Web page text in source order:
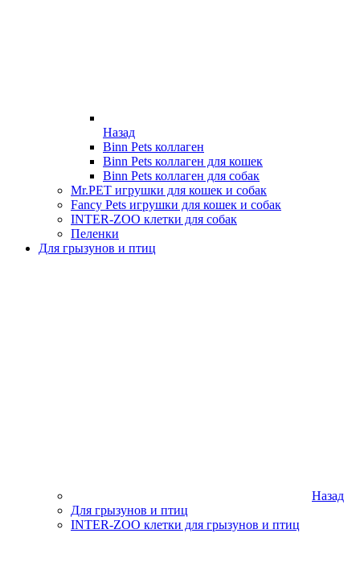
Назад
Binn Pets коллаген
Binn Pets коллаген для кошек
Binn Pets коллаген для собак
Mr.PET игрушки для кошек и собак
Fancy Pets игрушки для кошек и собак
INTER-ZOO клетки для собак
Пеленки
Для грызунов и птиц
Назад
Для грызунов и птиц
INTER-ZOO клетки для грызунов и птиц